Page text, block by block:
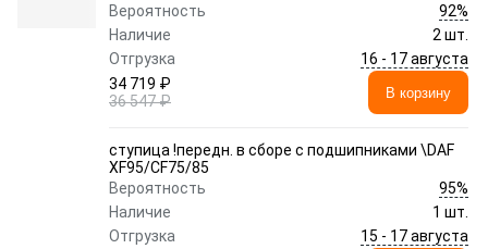
Вероятность
92%
Наличие
2 шт.
Отгрузка
16 - 17 августа
34 719 ₽
36 547 ₽
В корзину
ступица !передн. в сборе c подшипниками \DAF
XF95/CF75/85
Вероятность
95%
Наличие
1 шт.
Отгрузка
15 - 17 августа